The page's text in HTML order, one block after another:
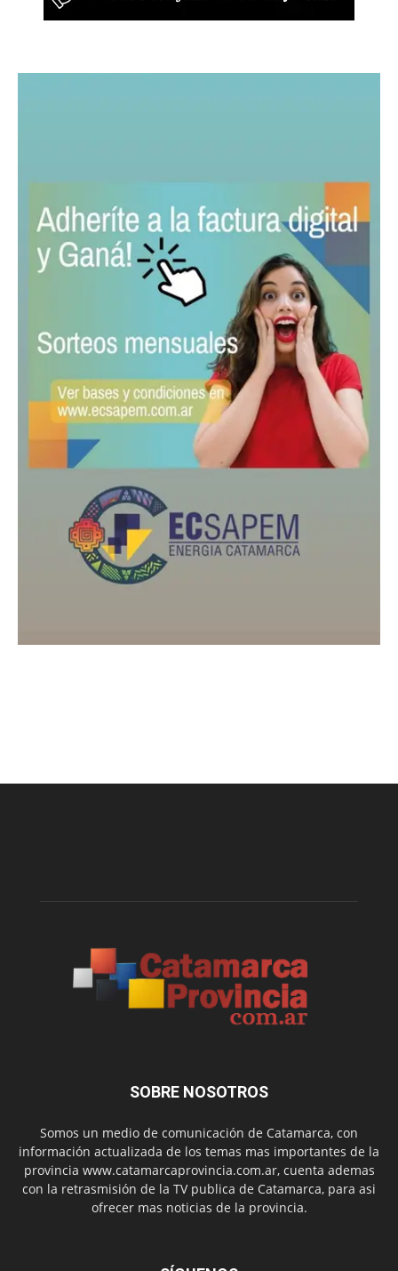
SOBRE NOSOTROS
Somos un medio de comunicación de Catamarca, con
información actualizada de los temas mas importantes de la
provincia www.catamarcaprovincia.com.ar, cuenta ademas
con la retrasmisión de la TV publica de Catamarca, para asi
ofrecer mas noticias de la provincia.